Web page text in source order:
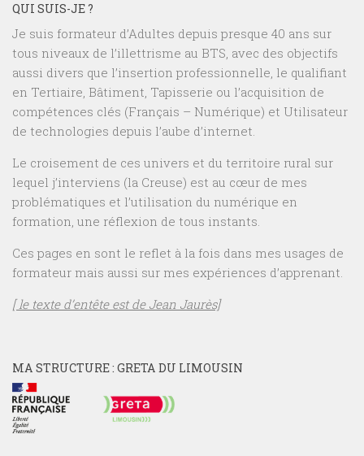
QUI SUIS-JE ?
Je suis formateur d’Adultes depuis presque 40 ans sur
tous niveaux de l’illettrisme au BTS, avec des objectifs
aussi divers que l’insertion professionnelle, le qualifiant
en Tertiaire, Bâtiment, Tapisserie ou l’acquisition de
compétences clés (Français – Numérique) et Utilisateur
de technologies depuis l’aube d’internet.
Le croisement de ces univers et du territoire rural sur
lequel j’interviens (la Creuse) est au cœur de mes
problématiques et l’utilisation du numérique en
formation, une réflexion de tous instants.
Ces pages en sont le reflet à la fois dans mes usages de
formateur mais aussi sur mes expériences d’apprenant.
[ le texte d’entête est de Jean Jaurès]
MA STRUCTURE : GRETA DU LIMOUSIN